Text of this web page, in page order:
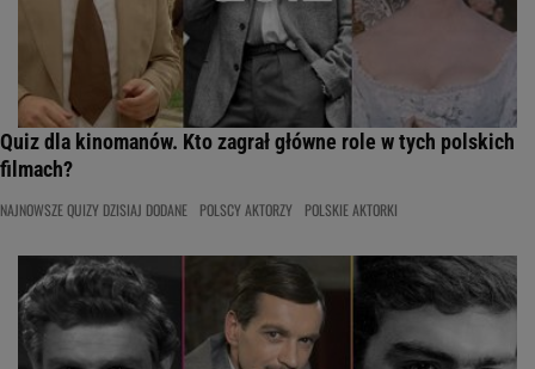
Quiz dla kinomanów. Kto zagrał główne role w tych polskich
filmach?
NAJNOWSZE QUIZY DZISIAJ DODANE POLSCY AKTORZY POLSKIE AKTORKI